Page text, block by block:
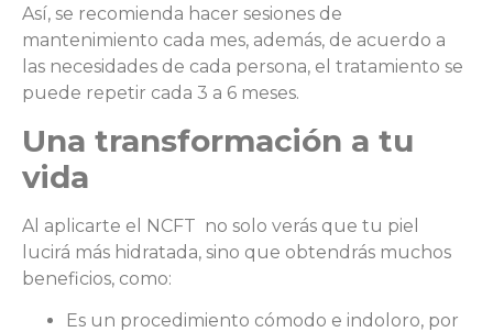
Así, se recomienda hacer sesiones de
mantenimiento cada mes, además, de acuerdo a
las necesidades de cada persona, el tratamiento se
puede repetir cada 3 a 6 meses.
Una transformación a tu
vida
Al aplicarte el NCFT no solo verás que tu piel
lucirá más hidratada, sino que obtendrás muchos
beneficios, como:
Es un procedimiento cómodo e indoloro, por